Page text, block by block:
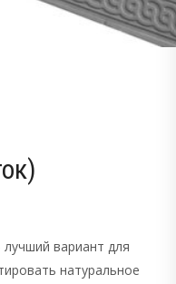
вариант для
натуральное